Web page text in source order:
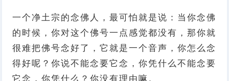
一个净土宗的念佛人，最可怕就是说：当你念佛
的时候，你对这个佛号一点感觉都没有，那你就
很难把佛号念好了，它就是一个音声，你怎么念
得好呢？你说不能念要它念，你凭什么不能念要
它念，你凭什么？你没有理由嘛。